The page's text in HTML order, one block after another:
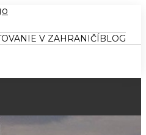
V ZAHRANIČÍBLOG